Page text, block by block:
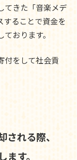
てきた「音楽メデ
することで資金を
おります。
付をして社会貢
れる際、
す。